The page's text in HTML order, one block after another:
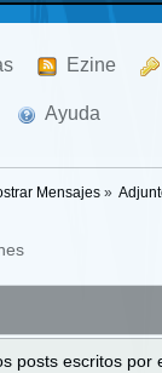
Ezine
Ayuda
Mensajes»
posts escritos